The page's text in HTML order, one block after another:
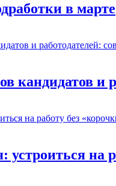
в марте
кандидатов и
устроиться на